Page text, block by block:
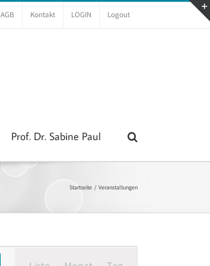
AGB Kontakt LOGIN Logout
Prof. Dr. Sabine Paul
Startseite Veranstaltungen